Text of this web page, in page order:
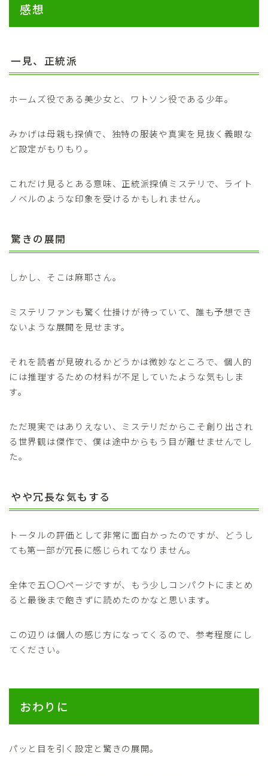
感想
一見、正統派
ホームズ役である美少女と、ワトソン役である少年。
みかげは母親も探偵で、独特の服装や真実を見抜く義眼な
ど設定がもりもり。
これだけ見るとある意味、正統派探偵ミステリで、ライト
ノベルのような印象を受けるかもしれません。
驚きの展開
しかし、そこは麻耶さん。
ミステリファンも驚く仕掛けが待っていて、誰も予想でき
ないような展開を見せます。
それを読者が見破れるかどうかは微妙なところで、個人的
には推理するための材料が不足していたような気もしま
す。
ただ現実ではありえない、ミステリだからこそ創り出され
る世界観は傑作で、僕は途中からもう目が離せませんでし
た。
やや冗長な気もする
トータルの評価として非常に面白かったのですが、どうし
ても第一部が冗長に感じられてなりません。
全体で五〇〇ページですが、もう少しコンパクトにまとめ
ると最後まで飽きずに読めたのかなと思います。
この辺りは個人の感じ方になってくるので、参考程度にし
てください。
おわりに
パッと目を引く設定と驚きの展開。